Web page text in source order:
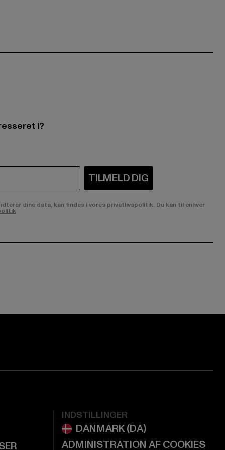
i?
TILMELD DIG
dine data, kan findes i vores privatlivspolitik. Du kan til enhver
page:channel:
INDSTILLINGER
ADMINISTRATION AF COOKIES